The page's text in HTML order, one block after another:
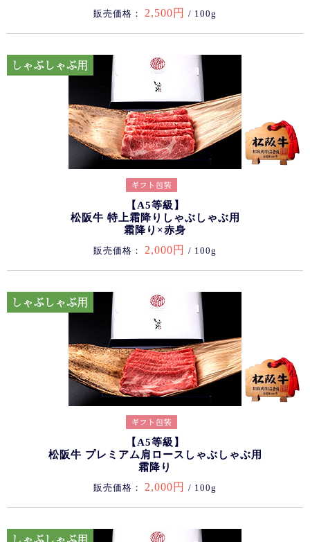
販売価格： 2,500円 / 100g
【A5等級】
松阪牛 特上霜降りしゃぶしゃぶ用
霜降り×赤身
販売価格： 2,000円 / 100g
【A5等級】
松阪牛 プレミアム肩ロースしゃぶしゃぶ用
霜降り
販売価格： 2,000円 / 100g